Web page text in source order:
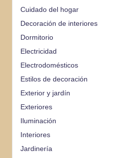
Cuidado del hogar
Decoración de interiores
Dormitorio
Electricidad
Electrodomésticos
Estilos de decoración
Exterior y jardín
Exteriores
Iluminación
Interiores
Jardinería